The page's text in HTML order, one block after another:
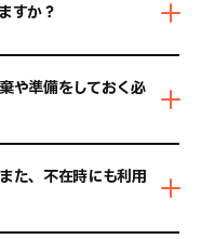
すか？
や準備をしておく必
た、不在時にも利用